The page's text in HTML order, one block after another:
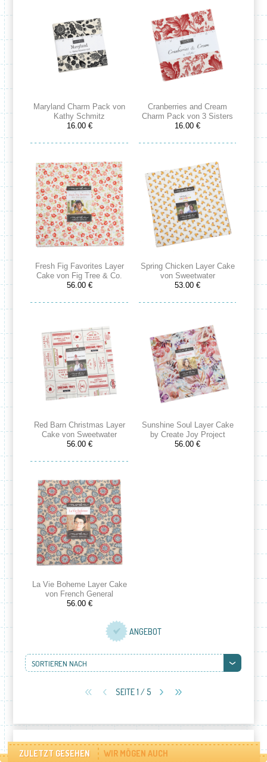
Maryland Charm Pack von
Kathy Schmitz
16.00 €
Cranberries and Cream
Charm Pack von 3 Sisters
16.00 €
Fresh Fig Favorites Layer
Cake von Fig Tree & Co.
56.00 €
Spring Chicken Layer Cake
von Sweetwater
53.00 €
Red Barn Christmas Layer
Cake von Sweetwater
56.00 €
Sunshine Soul Layer Cake
by Create Joy Project
56.00 €
La Vie Boheme Layer Cake
von French General
56.00 €
ANGEBOT
SORTIEREN NACH
SEITE 1 / 5
ZULETZT GESEHEN WIR MÖGEN AUCH